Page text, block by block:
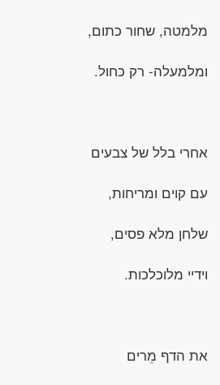
מלמטה, שחור כתום,
ומלמעלה- רק כחול.
אחרי בלל של צבעים
עם קוים ומריחות,
שלחן מלא פסים,
וידיי מלוכלכות.
את הדף מֵרים